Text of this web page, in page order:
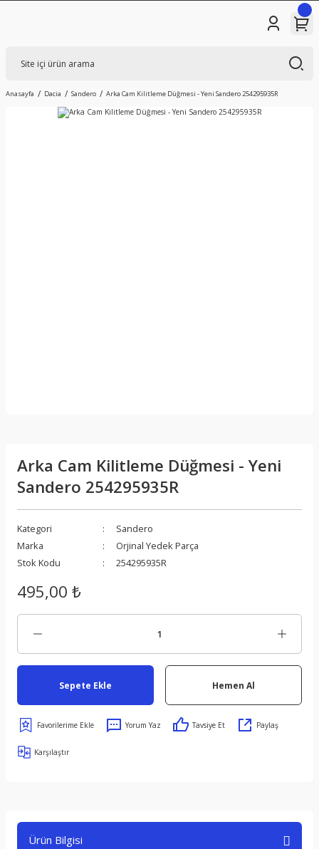
Anasayfa Dacia Sandero Arka Cam Kilitleme Düğmesi - Yeni Sandero 254295935R
Arka Cam Kilitleme Düğmesi - Yeni
Sandero 254295935R
Kategori
Sandero
Marka
Orjinal Yedek Parça
Stok Kodu
254295935R
495,00 ₺
Sepete Ekle Hemen Al
Yorum Yaz Tavsiye Et Paylaş
Karşılaştır
Ürün Bilgisi